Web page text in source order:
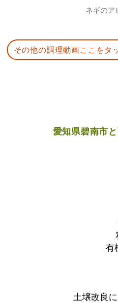
ネギのア
その他の調理動画ここを
愛知県碧南市
有
土壌改良